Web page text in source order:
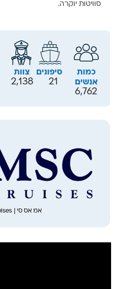
סוויטות יוקרה.
כמות
אנשים
6,762
סיפונים
21
צוות
2,138
אמ אס סי | Msc Cruises